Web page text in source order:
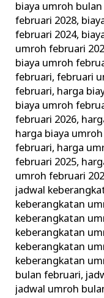
biaya umroh
februari 2028,
februari 2024,
umroh februari
biaya umroh
februari,februari
februari, harga
biaya umroh
februari 2026,
harga biaya
februari, harga
februari 2025,
umroh februari
jadwal
keberangkatan
keberangkatan
keberangkatan
keberangkatan
keberangkatan
bulan februari,
jadwal umroh